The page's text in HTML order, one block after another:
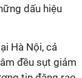
dấu hiệu
Hà Nội, cả
đều sụt giảm